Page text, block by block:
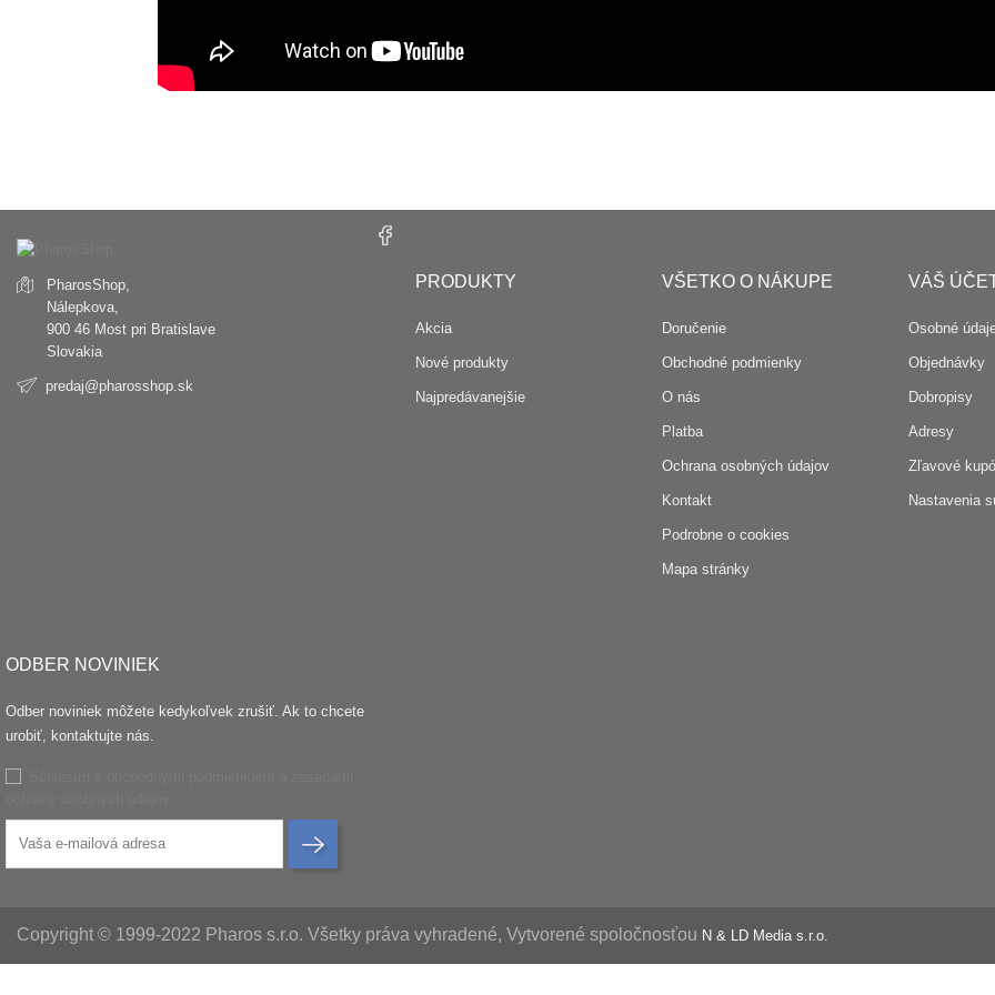
PharosShop,
Nálepkova,
900 46 Most pri Bratislave
Slovakia
predaj@pharosshop.sk
PRODUKTY
Akcia
Nové produkty
Najpredávanejšie
VŠETKO O NÁKUPE
Doručenie
Obchodné podmienky
O nás
Platba
Ochrana osobných údajov
Kontakt
Podrobne o cookies
Mapa stránky
VÁŠ
Osobné
Objednávky
Dobropisy
Adresy
Zľavové
Nastavenia
ODBER NOVINIEK
Odber noviniek môžete kedykoľvek zrušiť. Ak to chcete
urobiť, kontaktujte nás.
Copyright © 1999-2022 Pharos s.r.o. Všetky práva vyhradené, Vytvorené spoločnosťou N & LD Media s.r.o.